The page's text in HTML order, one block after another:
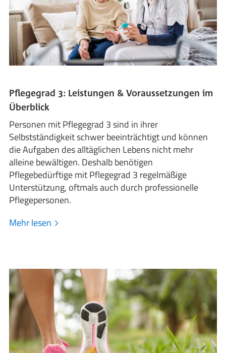
Pflegegrad 3: Leistungen & Voraussetzungen im
Überblick
Personen mit Pflegegrad 3 sind in ihrer
Selbstständigkeit schwer beeinträchtigt und können
die Aufgaben des alltäglichen Lebens nicht mehr
alleine bewältigen. Deshalb benötigen
Pflegebedürftige mit Pflegegrad 3 regelmäßige
Unterstützung, oftmals auch durch professionelle
Pflegepersonen.
Mehr lesen